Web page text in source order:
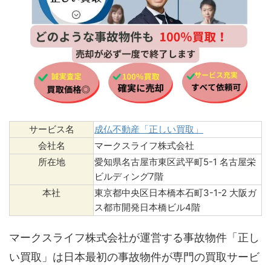
サービス名
成仏不動産「正しい買取」
会社名
マークスライフ株式会社
所在地
愛知県名古屋市東区武平町5-1 名古屋栄
ビルディング7階
本社
東京都中央区日本橋本石町3-1-2 大阪ガ
ス都市開発日本橋ビル4階
マークスライフ株式会社が運営する事故物件「正し
い買取」は日本最初の事故物件が専門の買取サービ